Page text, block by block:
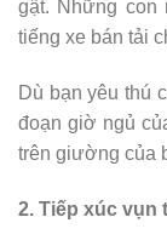
gật. Những con
tiếng xe bán tải
Dù bạn yêu thú
đoạn giờ ngủ
trên giường của
2. Tiếp xúc vụn